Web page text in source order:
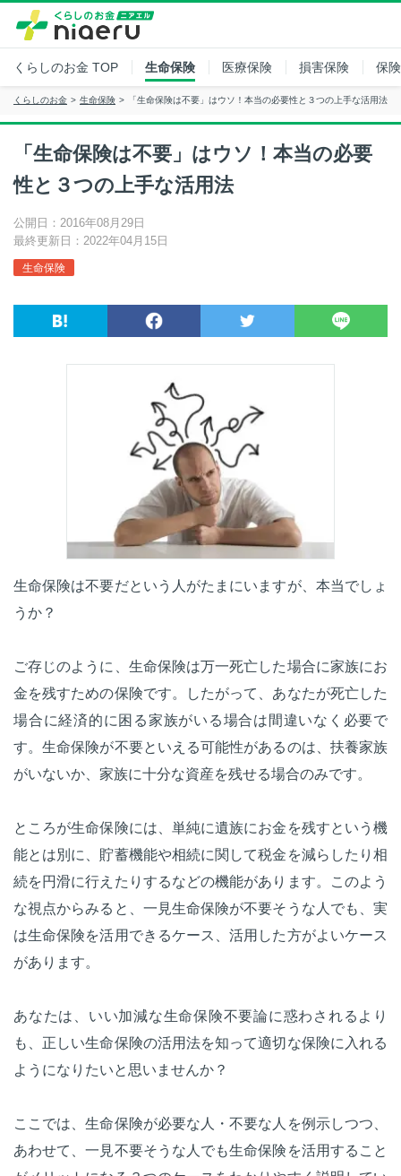
くらしのお金 TOP 生命保険 医療保険 損害保険 保
くらしのお金 生命保険 「生命保険は不要」はウソ！本当の必要性と３つの上手な活用法
「生命保険は不要」はウソ！本当の必要
性と３つの上手な活用法
公開日：2016年08月29日
最終更新日：2022年04月15日
生命保険
生命保険は不要だという人がたまにいますが、本当でしょ
うか？
ご存じのように、生命保険は万一死亡した場合に家族にお
金を残すための保険です。したがって、あなたが死亡した
場合に経済的に困る家族がいる場合は間違いなく必要で
す。生命保険が不要といえる可能性があるのは、扶養家族
がいないか、家族に十分な資産を残せる場合のみです。
ところが生命保険には、単純に遺族にお金を残すという機
能とは別に、貯蓄機能や相続に関して税金を減らしたり相
続を円滑に行えたりするなどの機能があります。このよう
な視点からみると、一見生命保険が不要そうな人でも、実
は生命保険を活用できるケース、活用した方がよいケース
があります。
あなたは、いい加減な生命保険不要論に惑わされるより
も、正しい生命保険の活用法を知って適切な保険に入れる
ようになりたいと思いませんか？
ここでは、生命保険が必要な人・不要な人を例示しつつ、
あわせて、一見不要そうな人でも生命保険を活用すること